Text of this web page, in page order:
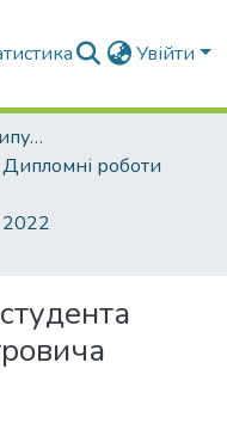
Увійти
Атестаційні роботи випускників
Дипломні роботи
2022